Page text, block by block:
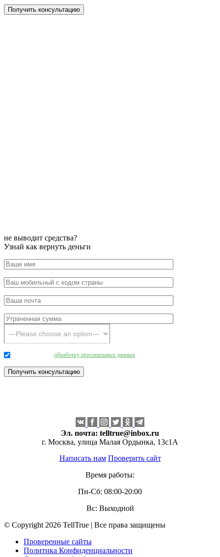
не выводит средства?
Узнай как вернуть деньги
обработку персональных данных
Эл. почта: telltrue@inbox.ru
г. Москва, улица Малая Ордынка, 13с1А
Написать нам Проверить сайт
Время работы:
Пн-Сб: 08:00-20:00
Вс: Выходной
© Copyright 2026 TellTrue | Все права защищены
Проверенные сайты
Политика Конфиденциальности